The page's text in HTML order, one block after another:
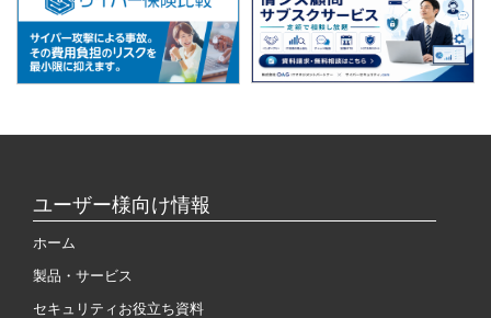
ユーザー様向け情報
ホーム
製品・サービス
セキュリティお役立ち資料